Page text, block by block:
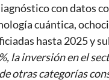
con datos
cuántica,
hasta 2025 y
la inversión en el
otras categorías